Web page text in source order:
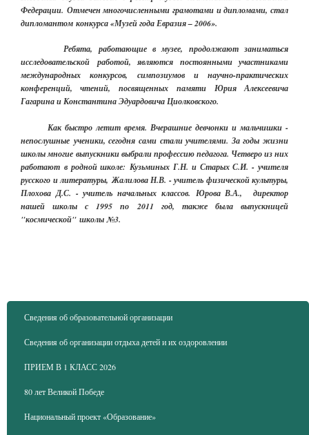
Федерации. Отмечен многочисленными грамотами и дипломами, стал
дипломантом конкурса «Музей года Евразия – 2006».
Ребята, работающие в музее, продолжают заниматься
исследовательской работой, являются постоянными участниками
международных конкурсов, симпозиумов и научно-практических
конференций, чтений, посвященных памяти Юрия Алексеевича
Гагарина и Константина Эдуардовича Циолковского.
Как быстро летит время. Вчерашние девчонки и мальчишки -
непослушные ученики, сегодня сами стали учителями. За годы жизни
школы многие выпускники выбрали профессию педагога. Четверо из них
работают в родной школе: Кузьминых Г.Н. и Старых С.И. - учителя
русского и литературы, Жалилова Н.В. - учитель физической культуры,
Плохова Д.С. - учитель начальных классов. Юрова В.А., директор
нашей школы с 1995 по 2011 год, также была выпускницей
"космической" школы №3.
Сведения об образовательной организации
Сведения об организации отдыха детей и их оздоровлении
ПРИЕМ В 1 КЛАСС 2026
80 лет Великой Победе
Национальный проект «Образование»